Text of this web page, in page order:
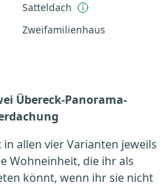
Satteldach
Zweifamilienhaus
Übereck-Panorama-
in allen vier Varianten jeweils
Wohneinheit, die ihr als
könnt, wenn ihr sie nicht